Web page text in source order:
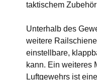
taktischem
Unterhalb des
weitere
einstellbare,
kann. Ein weiteres
Luftgewehrs ist